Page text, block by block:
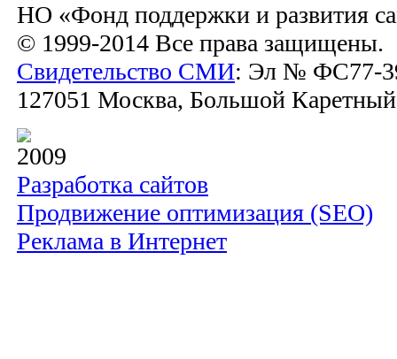
НО «Фонд поддержки и развития
© 1999-2014 Все права защищены.
Свидетельство СМИ: Эл № ФС77-
127051 Москва, Большой
2009
Разработка сайтов
Продвижение оптимизация (SEO)
Реклама в Интернет